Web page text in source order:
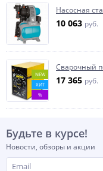
Насосная
10 063 руб.
NEW
ХИТ
%
Сварочный
17 365 руб.
Будьте в курсе!
Новости, обзоры и акции